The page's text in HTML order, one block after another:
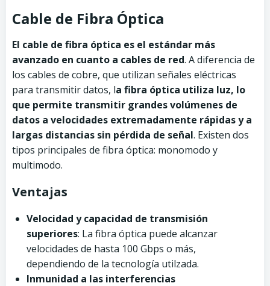
Cable de Fibra Óptica
El cable de fibra óptica es el estándar más
avanzado en cuanto a cables de red. A diferencia de
los cables de cobre, que utilizan señales eléctricas
para transmitir datos, la fibra óptica utiliza luz, lo
que permite transmitir grandes volúmenes de
datos a velocidades extremadamente rápidas y a
largas distancias sin pérdida de señal. Existen dos
tipos principales de fibra óptica: monomodo y
multimodo.
Ventajas
Velocidad y capacidad de transmisión
superiores: La fibra óptica puede alcanzar
velocidades de hasta 100 Gbps o más,
dependiendo de la tecnología utilzada.
Inmunidad a las interferencias